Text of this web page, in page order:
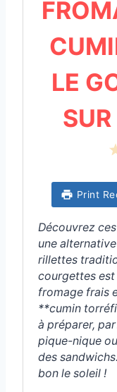
LE
Print
Découvrez
une
rillettes
courgettes est
fromage frais
**cumin
à préparer,
pique-nique
des
bon le soleil !